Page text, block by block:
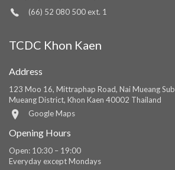
(66) 52 080 500 ext. 1
TCDC Khon Kaen
Address
123 Moo 16, Mittraphap Road, Nai Mueang
Mueang District, Khon Kaen 40002 Thailand
Google Maps
Opening Hours
Open: 10:30 – 19:00
Everyday except Mondays